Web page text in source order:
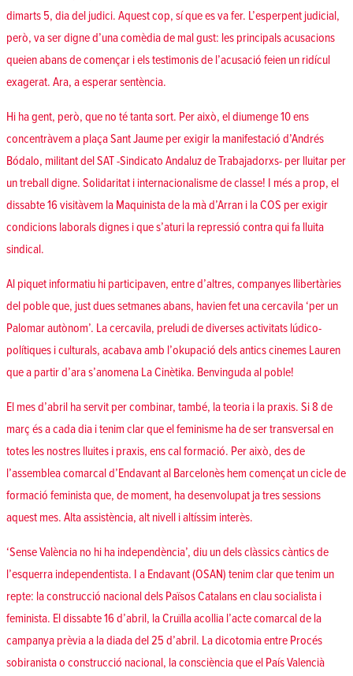
dimarts 5, dia del judici. Aquest cop, sí que es va fer. L’esperpent judicial,
però, va serdigne d’una comèdia de mal gust: les principals acusacions
queien abans de començar i els testimonis de l’acusació feien un ridícul
exagerat. Ara, aesperar sentència.
Hi ha gent, però, que no té tanta sort. Per això, el diumenge 10 ens
concentràvem a plaça Sant Jaume per exigir la manifestació d’Andrés
Bódalo, militant del SAT -Sindicato Andaluz de Trabajadorxs- per lluitar per
un treball digne. Solidaritat i internacionalisme de classe! I més a prop, el
dissabte 16 visitàvem la Maquinista de la mà d’Arran i la COS per exigir
condicions laborals dignes i que s’aturi la repressió contra qui fa lluita
sindical.
Al piquet informatiu hi participaven, entre d’altres, companyes llibertàries
del poble que, just dues setmanes abans, havien fet una cercavila ‘per un
Palomar autònom’. La cercavila, preludi de diverses activitats lúdico-
polítiques i culturals, acabava amb l’okupació dels antics cinemes Lauren
que a partir d’ara s’anomena La Cinètika. Benvinguda al poble!
El mes d’abril ha servit per combinar, també, la teoria i la praxis. Si 8 de
març és a cada dia i tenim clar que el feminisme ha de ser transversal en
totes les nostres lluites i praxis, ens cal formació. Per això, des de
l’assemblea comarcal d’Endavant al Barcelonès hem començat uncicle de
formació feministaque, de moment, ha desenvolupat ja tres sessions
aquest mes. Alta assistència, alt nivell i altíssim interès.
‘Sense València no hi ha independència’, diu un dels clàssics càntics de
l’esquerra independentista. I a Endavant (OSAN) tenim clar que tenim un
repte: la construcció nacional dels Països Catalans en clau socialista i
feminista. El dissabte 16 d’abril, la Cruïlla acollia l’acte comarcal de la
campanya prèvia a la diada del 25 d’abril. La dicotomia entre Procés
sobiranista o construcció nacional, la consciència que el País Valencià